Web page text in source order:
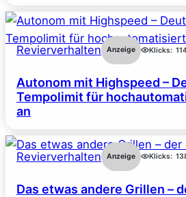
Revierverhalten Anzeige Klicks:
Autonom mit Highspeed –
Tempolimit für
an
Revierverhalten Anzeige Klicks:
Das etwas andere Grillen –